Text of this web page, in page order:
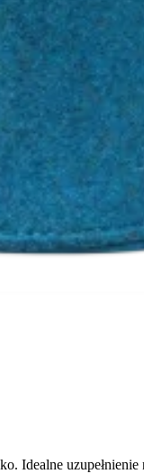
Idealne uzupełnienie